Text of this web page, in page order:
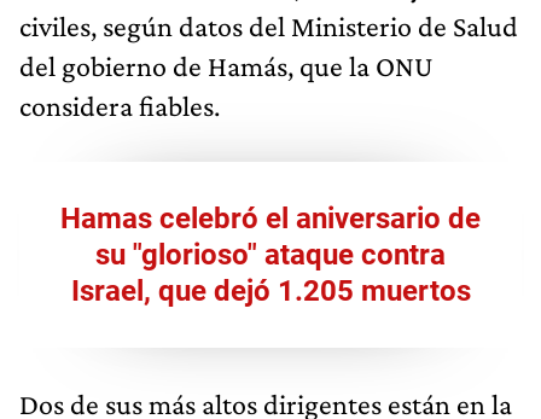
civiles, según datos del Ministerio de Salud
del gobierno de Hamás, que la ONU
considera fiables.
Hamas celebró el aniversario de
su "glorioso" ataque contra
Israel, que dejó 1.205 muertos
Dos de sus más altos dirigentes están en la